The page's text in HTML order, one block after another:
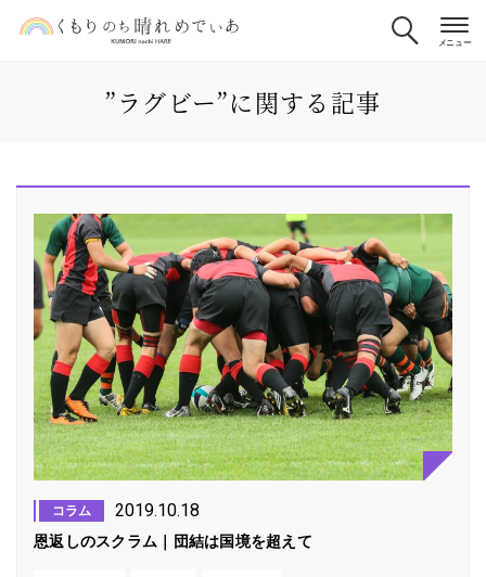
”ラグビー”に関する記事
コラム 2019.10.18
恩返しのスクラム｜団結は国境を超えて